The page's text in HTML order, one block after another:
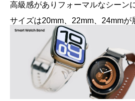
高級感がありフォーマルなシーン
サイズは20mm、22mm、24mmが